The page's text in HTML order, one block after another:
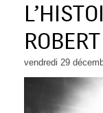
vendredi 29